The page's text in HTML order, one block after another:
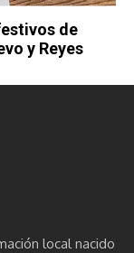
de
y Reyes
local nacido